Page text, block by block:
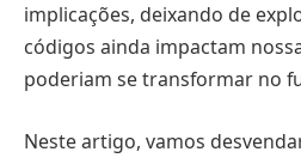
implicações, deixando de
códigos ainda impactam
poderiam se transformar no
Neste artigo, vamos